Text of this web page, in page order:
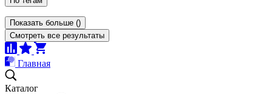
Показать больше ()
Смотреть все результаты
Главная
Каталог